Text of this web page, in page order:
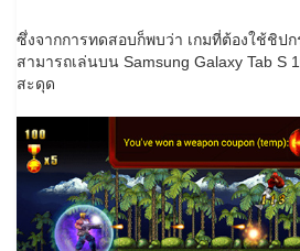
ซึ่งจากการทดสอบก็พบว่า เกมที่ต้องใช้ชิป
สามารถเล่นบน Samsung Galaxy Tab S
สะดุด